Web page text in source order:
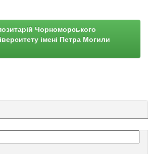
Чорноморського
імені Петра Могили